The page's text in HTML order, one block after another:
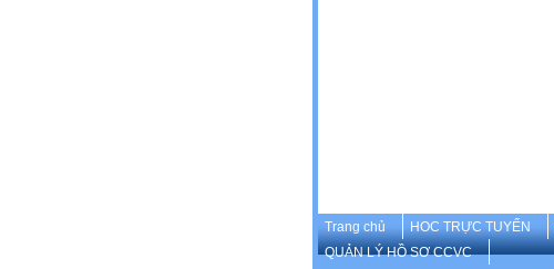
Trang chủ HOC TRỰC TUYẾN
QUẢN LÝ HỒ SƠ CCVC